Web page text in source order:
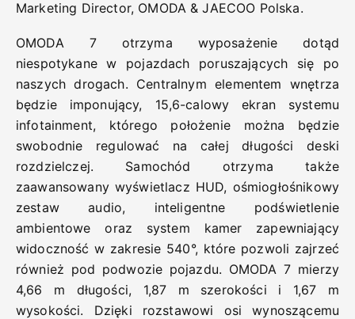
Marketing Director, OMODA & JAECOO Polska.
OMODA 7 otrzyma wyposażenie dotąd
niespotykane w pojazdach poruszających się po
naszych drogach. Centralnym elementem wnętrza
będzie imponujący, 15,6-calowy ekran systemu
infotainment, którego położenie można będzie
swobodnie regulować na całej długości deski
rozdzielczej. Samochód otrzyma także
zaawansowany wyświetlacz HUD, ośmiogłośnikowy
zestaw audio, inteligentne podświetlenie
ambientowe oraz system kamer zapewniający
widoczność w zakresie 540°, które pozwoli zajrzeć
również pod podwozie pojazdu. OMODA 7 mierzy
4,66 m długości, 1,87 m szerokości i 1,67 m
wysokości. Dzięki rozstawowi osi wynoszącemu